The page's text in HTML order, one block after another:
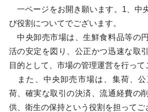
一ページをお開き願います。1、中
び役割についてでございます。
中央卸売市場は、生鮮食料品等の
活の安定を図り、公正かつ迅速な取
目的として、市場の管理運営を行って
また、中央卸売市場は、集荷、公
荷、確実な取引の決済、流通経費の
供、衛生の保持という役割を担ってご